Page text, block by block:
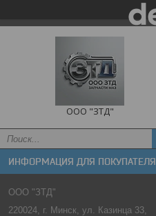
ООО "ЗТД"
ИНФОРМАЦИЯ ДЛЯ ПОКУПАТЕЛЯ
ООО "ЗТД"
220024, г. Минск, ул. Казинца 33,